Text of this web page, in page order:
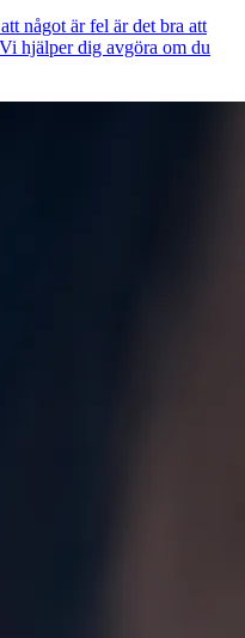
något är fel är det bra att
hjälper dig avgöra om du